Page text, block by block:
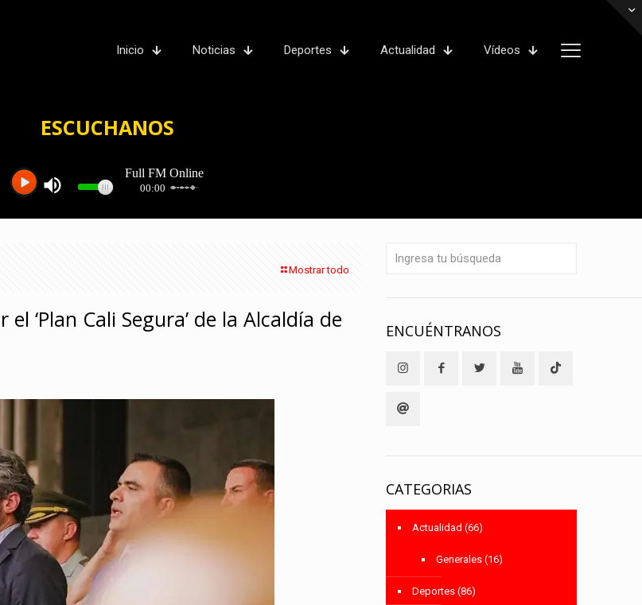
Inicio Noticias Deportes Actualidad Vídeos
ESCUCHANOS
Mostrar todo
‘Plan Cali Segura’ de la Alcaldía de ENCUÉNTRANOS
CATEGORIAS
Actualidad (66)
Generales (16)
Deportes (86)